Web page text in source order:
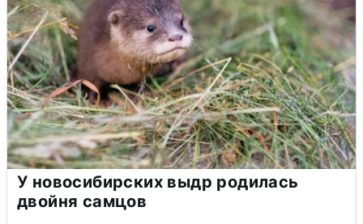
У новосибирских выдр родилась
двойня самцов